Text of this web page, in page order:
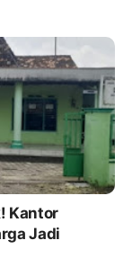
Kantor
Jadi